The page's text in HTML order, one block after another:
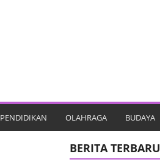
PENDIDIKAN OLAHRAGA BUDAYA
BERITA TERBARU